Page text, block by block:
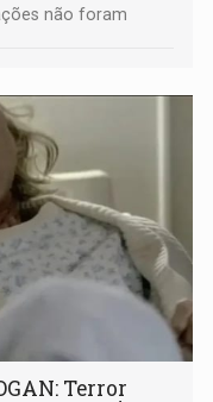
não foram
Terror